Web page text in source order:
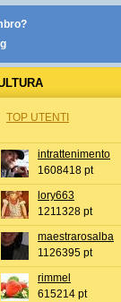
TOP UTENTI
intrattenimento
1608418 pt
lory663
1211328 pt
maestrarosalba
1126395 pt
rimmel
615214 pt